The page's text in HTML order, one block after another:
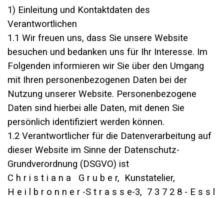
1) Einleitung und Kontaktdaten des
Verantwortlichen
1.1 Wir freuen uns, dass Sie unsere Website
besuchen und bedanken uns für Ihr Interesse. Im
Folgenden informieren wir Sie über den Umgang
mit Ihren personenbezogenen Daten bei der
Nutzung unserer Website. Personenbezogene
Daten sind hierbei alle Daten, mit denen Sie
persönlich identifiziert werden können.
1.2 Verantwortlicher für die Datenverarbeitung auf
dieser Website im Sinne der Datenschutz-
Grundverordnung (DSGVO) ist
C h r i s t i a n a G r u b e r, Kunstatelier,
H e i l b r o n n e r -S t r a s s e-3, 7 3 7 2 8 - E s s l